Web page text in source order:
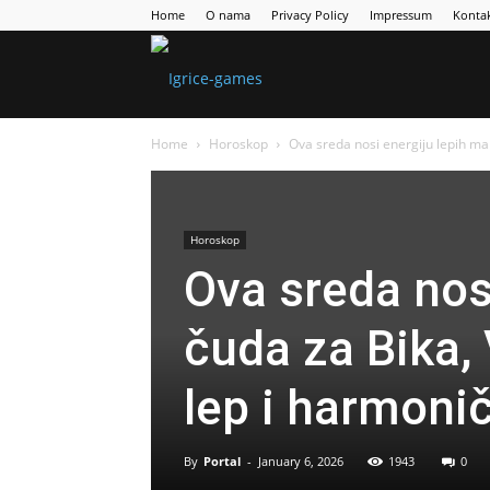
Home O nama Privacy Policy Impressum
Home Horoskop Ova sreda nosi energiju lepih
Horoskop
Ova sreda
čuda za Bika,
lep i
By Portal - January 6, 2026 1943 0